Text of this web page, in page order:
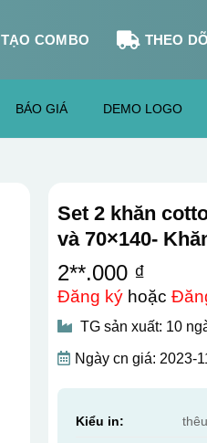
TẠO COMBO THEO
BÁO GIÁ DEMO LOGO
Set 2 khăn
và 70×140-
2**.000 ₫
Đăng kýhoặc
TG sản xuất: 10
Ngày cn giá: 2023-
Kiểu in: thêu